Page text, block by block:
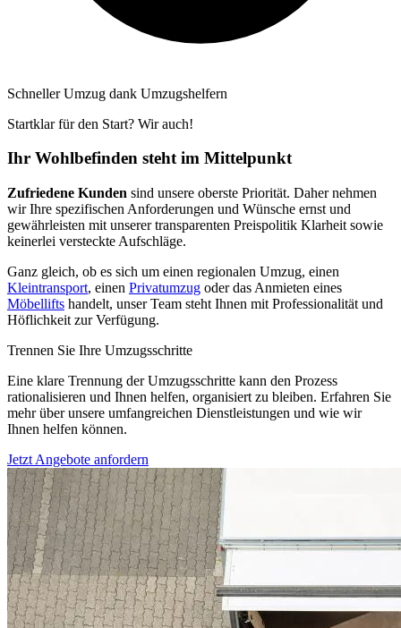
Schneller Umzug dank Umzugshelfern
Startklar für den Start? Wir auch!
Ihr Wohlbefinden steht im Mittelpunkt
Zufriedene Kunden sind unsere oberste Priorität. Daher nehmen
wir Ihre spezifischen Anforderungen und Wünsche ernst und
gewährleisten mit unserer transparenten Preispolitik Klarheit sowie
keinerlei versteckte Aufschläge.
Ganz gleich, ob es sich um einen regionalen Umzug, einen
Kleintransport, einen Privatumzug oder das Anmieten eines
Möbellifts handelt, unser Team steht Ihnen mit Professionalität und
Höflichkeit zur Verfügung.
Trennen Sie Ihre Umzugsschritte
Eine klare Trennung der Umzugsschritte kann den Prozess
rationalisieren und Ihnen helfen, organisiert zu bleiben. Erfahren Sie
mehr über unsere umfangreichen Dienstleistungen und wie wir
Ihnen helfen können.
Jetzt Angebote anfordern